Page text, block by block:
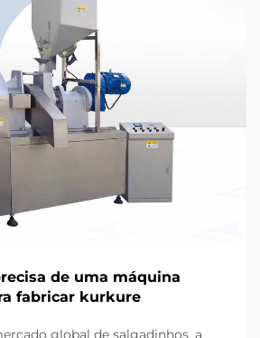
de uma máquina
fabricar kurkure
global de salgadinhos, a